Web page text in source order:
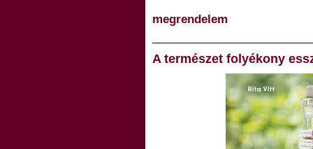
megrendelem
A természet folyékony